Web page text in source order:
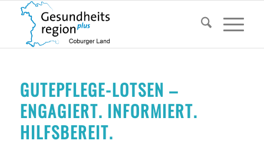
GUTEPFLEGE-LOTSEN –
ENGAGIERT. INFORMIERT.
HILFSBEREIT.